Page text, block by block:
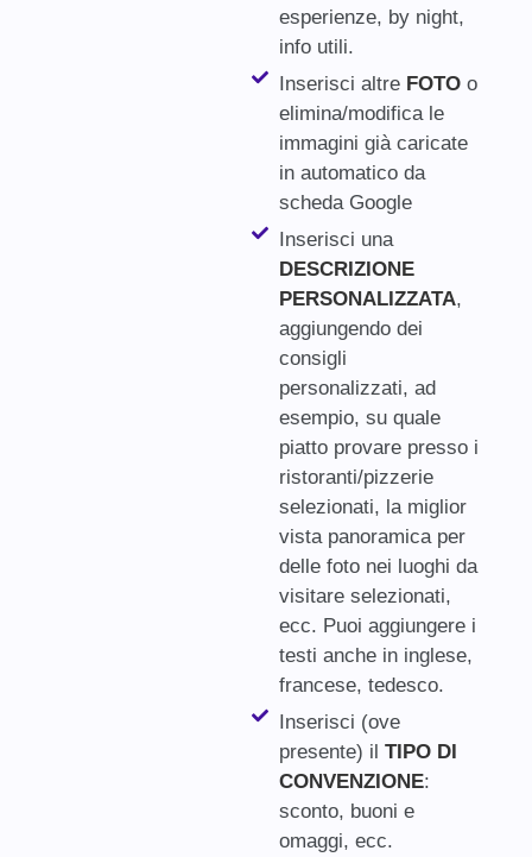
esperienze, by night,
info utili.
Inserisci altre FOTOo
elimina/modifica le
immagini già caricate
in automatico da
scheda Google
Inserisci una
DESCRIZIONE
PERSONALIZZATA,
aggiungendo dei
consigli
personalizzati, ad
esempio, su quale
piatto provare presso i
ristoranti/pizzerie
selezionati, la miglior
vista panoramica per
delle foto nei luoghi da
visitare selezionati,
ecc. Puoi aggiungere i
testi anche in inglese,
francese, tedesco.
Inserisci (ove
presente) il TIPO DI
CONVENZIONE:
sconto, buoni e
omaggi, ecc.